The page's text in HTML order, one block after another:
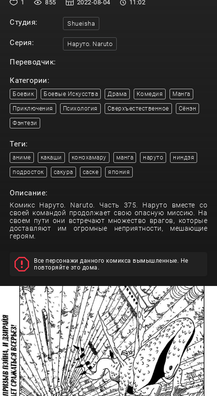
1 855 2022-08-04 11:02
Студия: Shueisha
Серия: Наруто. Naruto
Переводчик:
Категории:
Боевик Боевые Искусства Драма Комедия Манга
Приключения Психология Сверхъестественное Сёнэн
Фэнтези
Теги:
аниме какаши конохамару манга наруто ниндзя
подросток сакура саске япония
Описание:
Комикс Наруто. Naruto. Часть 375. Наруто вместе со
своей командой продолжает свою опасную миссию. На
своем пути они встречают множество врагов, которые
доставляют им огромные неприятности, мешающие
героям.
Все персонажи данного комикса вымышленные. Не
повторяйте это дома.